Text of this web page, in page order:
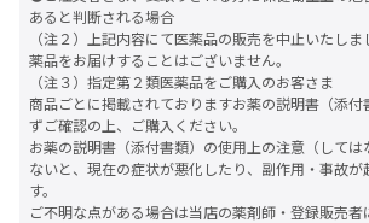
あると判断される場合
（注２）上記内容にて医薬品の販売を中止いたし
薬品をお届けすることはございません。
（注３）指定第２類医薬品をご購入のお客さま
商品ごとに掲載されておりますお薬の説明書（添
ずご確認の上、ご購入ください。
お薬の説明書（添付書類）の使用上の注意（しては
ないと、現在の症状が悪化したり、副作用・事故が
す。
ご不明な点がある場合は当店の薬剤師・登録販売者